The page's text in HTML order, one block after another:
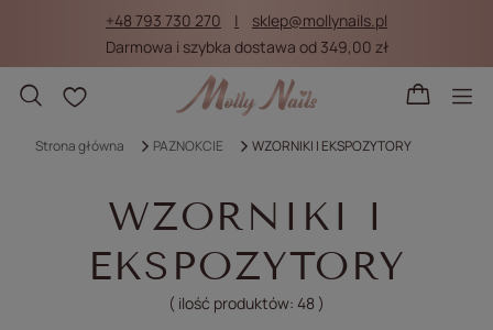
+48 793 730 270
sklep@mollynails.pl
Darmowa i szybka dostawa od 349,00 zł
Listy zakupowe
Strona główna PAZNOKCIE WZORNIKI I EKSPOZYTORY
WZORNIKI I
EKSPOZYTORY
( ilość produktów: 48 )